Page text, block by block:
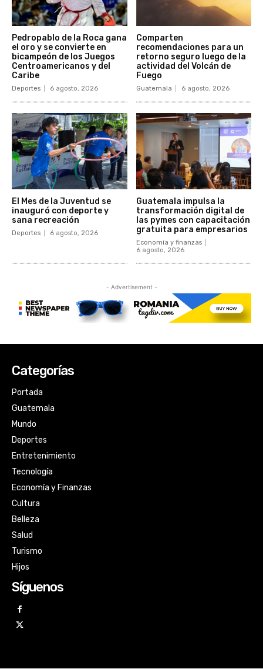
Categorías
Portada
Guatemala
Mundo
Deportes
Entretenimiento
Tecnología
Economía y Finanzas
Cultura
Belleza
Salud
Turismo
Hijos
Síguenos